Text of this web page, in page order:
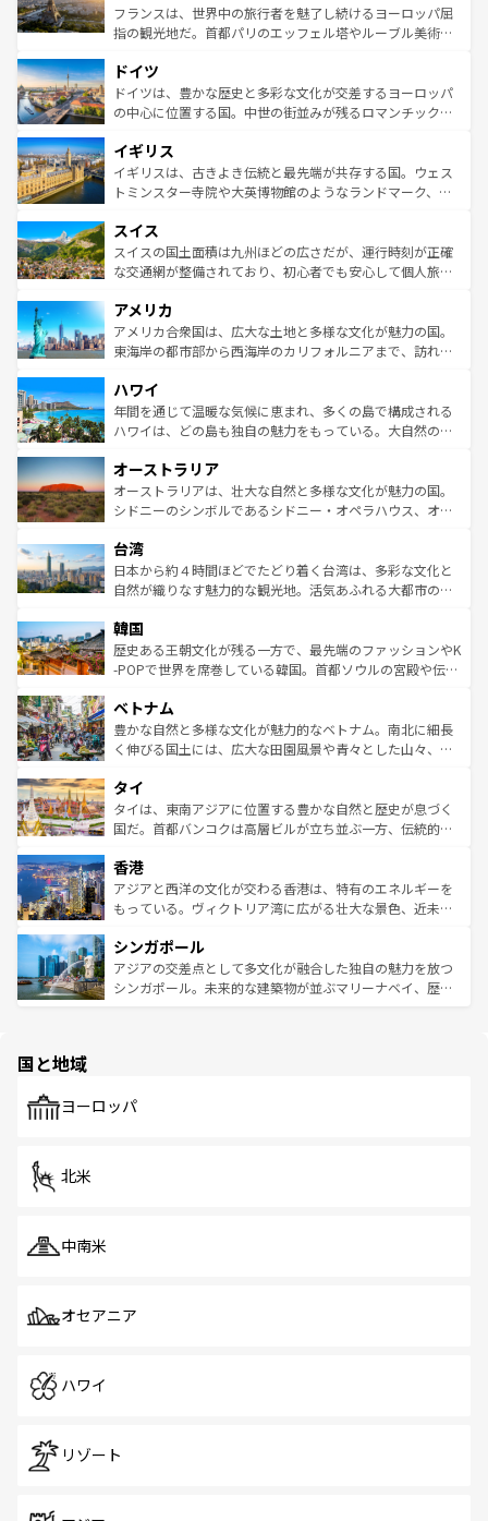
しい。
る。首都マドリードの洗練された雰囲気や、バルセロナの
アートに溢れた街角から、地方では古代ローマ遺跡や中世
せる。地方によって風土や気候が異なるスペインはその個
性で訪れる人を魅了する。 なお、新着のスペイン情報は コ
ンテンツ一覧を参照してほしい。
フランスは、世界中の旅行者を魅了し続けるヨーロッパ屈
指の観光地だ。首都パリのエッフェル塔やルーブル美術館
で、幅広い魅力が詰まっている。華麗な宮殿、歴史的な大
聖堂、美しいビーチ、そして豊かな自然が、訪れる者を心
から魅了する。また、フランスは美食の国としても知ら
いる。シャンパンの発祥地であるランス、プロヴァンスの
香り高いラベンダー畑など、多彩な楽しみ方が可能だ。さ
らに、パリ以外の地域にも魅力が溢れており、どの街角に
れる地方に足を運ぶとそれぞれで全く異なる文化を体験で
きるだろう。 なお、新着のフランス情報はコンテンツ一覧
を参照してほしい。
ドイツ
ドイツは、豊かな歴史と多彩な文化が交差するヨーロッパ
の中心に位置する国。中世の街並みが残るロマンチック街
顔を持つこの国は、どこを歩いても飽きることがない。ベ
ルリンの文化的活気、バイエルン州のアルプスの絶景、そ
してライン川沿いのワイン畑といった風景は必見。ビール
は、お酒好きな人にはぜひ体験してほしい。 なお、新着の
ドイツ情報はコンテンツ一覧を参照してほしい。
イギリス
イギリスは、古きよき伝統と最先端が共存する国。ウェス
トミンスター寺院や大英博物館のようなランドマーク、歴
リアごとに異なる魅力がある。また、優雅なアフタヌーン
ティー、ビール好きにはたまらない英国パブ、サッカー観
戦など、本場だからこそできる体験も豊富。イギリスを旅
ンツ一覧を参照してほしい。
スイス
スイスの国土面積は九州ほどの広さだが、運行時刻が正確
な交通網が整備されており、初心者でも安心して個人旅行
の建物がそのまま残る町や、スイスならではのユニークな
博物館もあり、アルプス観光だけでなく町歩きも満喫する
ことができる。国民の所得が高いため物価も高いが、旅行
ば市内交通費無料で観光を楽しむこともできる。 なお、新
着のスイス情報はコンテンツ一覧 を参照してほしい。
アメリカ
アメリカ合衆国は、広大な土地と多様な文化が魅力の国。
東海岸の都市部から西海岸のカリフォルニアまで、訪れる
のような巨大都市は、観光、ショッピング、エンターテイ
ンメントが詰まった刺激的なスポットだ。一方、アメリカ
西部には大自然が広がり、グランドキャニオンやイエロー
部のニューオーリンズでは、音楽と美食が融合した独特の
文化が魅力。旅行者はアメリカの各地域で異なる魅力を楽
しみながら、その多様性と豊かな歴史を感じることができ
ならではの贅沢な旅のスタイルだ。 なお、新着のアメリカ
情報はコンテンツ一覧を参照してほしい。
ハワイ
年間を通じて温暖な気候に恵まれ、多くの島で構成される
ハワイは、どの島も独自の魅力をもっている。大自然の神
ワイ島は見逃せない。また、定番の観光地といえばオアフ
島だが、静かな自然を求めるならマウイ島やカウアイ島が
おすすめ。エメラルドグリーンに輝く海をはじめ、豊かな
れるおもてなしの心で訪れる人々を迎えてくれるハワイの
人々、おいしいローカルフードやハワイアンミュージッ
ク、伝統的なフラダンスなど、すべてがハワイの魅力を彩
ワイを、存分に味わってほしい。 なお、新着のハワイ情報
はコンテンツ一覧を参照してほしい。
オーストラリア
オーストラリアは、壮大な自然と多様な文化が魅力の国。
シドニーのシンボルであるシドニー・オペラハウス、オー
リアリーフや大陸中央部にそびえるウルル（エアーズロッ
ク）、タスマニアの美しい原生林やケアンズの熱帯雨林な
ど、見どころがたくさん。また、カフェやワイン、オージ
いる。アクティビティも充実しており、サーフィンやダイ
ビング、ハイキングなど、アウトドア好きにはたまらな
い。オーストラリアの多彩な魅力を存分に味わいつくそ
参照してほしい。
台湾
日本から約４時間ほどでたどり着く台湾は、多彩な文化と
自然が織りなす魅力的な観光地。活気あふれる大都市の台
ン）、静ひつな山岳地帯である台湾東部など、都市の喧騒
と山間の静けさが共存しており、訪れる人に新しい発見と
驚きをもたらしてくれる。また、奥深い台湾の食文化も魅
容にもいいと評判のスイーツなど、バラエティ豊かな料理
が味わえる。 なお、新着の台湾情報は コンテンツ一覧を参
照してほしい。
韓国
歴史ある王朝文化が残る一方で、最先端のファッションやK
-POPで世界を席巻している韓国。首都ソウルの宮殿や伝統
き、地方に足を延ばせば四季折々の自然美を楽しむことが
できる。そして、キムチや焼肉、絶品のストリートフード
まで、さまざまな韓国料理が待っている。夜には、韓国な
リティに包まれながら、韓国の多彩な魅力を心ゆくまで味
わってみてほしい。 なお、新着の韓国情報はコンテンツ一
覧を参照してほしい。
ベトナム
豊かな自然と多様な文化が魅力的なベトナム。南北に細長
く伸びる国土には、広大な田園風景や青々とした山々、世
急速な発展と共に伝統が息づく。ハノイの古い町並みやホ
ーチミン市のフランス統治時代の建物も、独特の雰囲気を
醸し出している。また、バラエティの豊かさとおいしさで
とつ。フォーやバインミー、ベトナムコーヒーなどは、ぜ
ひ現地で味わいたい。どの地域を訪れてもあたたかい人々
が旅行者を迎えてくれるので、きっと忘れられない旅にな
参照してほしい。
タイ
タイは、東南アジアに位置する豊かな自然と歴史が息づく
国だ。首都バンコクは高層ビルが立ち並ぶ一方、伝統的な
の活気が交差している。北部ではチェンマイなどの山岳地
帯で自然と触れ合い、南部ではプーケットやクラビの美し
いビーチでリゾート気分を楽しむことができる。タイ料理
激する。気候は一年中温暖で、どの季節にも異なる楽しみ
が待っている。親しみやすいタイの人々、仏教を中心とし
た文化、そして多様な観光資源が、訪れる旅人を魅了し続
香港
アジアと西洋の文化が交わる香港は、特有のエネルギーを
もっている。ヴィクトリア湾に広がる壮大な景色、近未来
み、どこを訪れても感動するはず。観光スポットが密集し
ており、効率よく見どころを回れるのも魅力。息をのむよ
うな絶景から文化的な体験まで、香港を存分に楽しみ尽く
シンガポール
アジアの交差点として多文化が融合した独自の魅力を放つ
シンガポール。未来的な建築物が並ぶマリーナベイ、歴史
で、ホーカーズは地元の風情を楽しめる外せないスポット
国と地域
ヨーロッパ
北米
中南米
オセアニア
ハワイ
リゾート